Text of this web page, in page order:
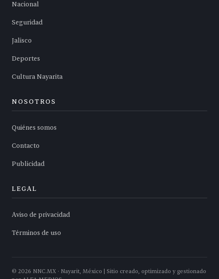
Nacional
Seguridad
Jalisco
Deportes
Cultura Nayarita
NOSOTROS
Quiénes somos
Contacto
Publicidad
LEGAL
Aviso de privacidad
Términos de uso
© 2026 NNC.MX · Nayarit, México | Sitio creado, optimizado y gestionado